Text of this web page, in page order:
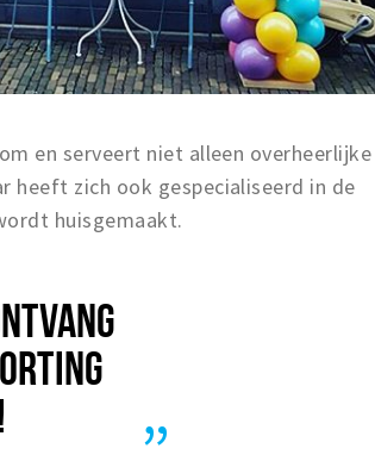
en serveert niet alleen overheerlijke
heeft zich ook gespecialiseerd in de
huisgemaakt.